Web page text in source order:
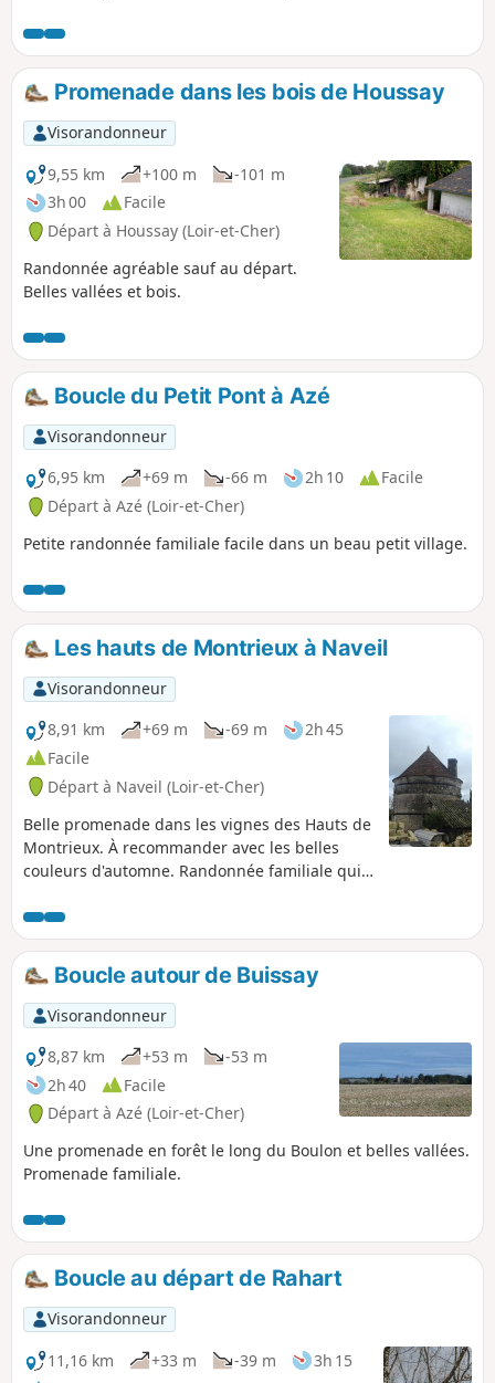
chantiers de restauration menés par
l'association Résurgence. Une belle vue sur la
vallée du Loir vous accompagnera sur une
grande partie de votre parcours.
Promenade dans les bois de Houssay
Visorandonneur
9,55 km
+100 m
-101 m
3h 00
Facile
Départ à Houssay (Loir-et-Cher)
Randonnée agréable sauf au départ.
Belles vallées et bois.
Boucle du Petit Pont à Azé
Visorandonneur
6,95 km
+69 m -66 m 2h 10
Facile
Départ à Azé (Loir-et-Cher)
Petite randonnée familiale facile dans un beau petit village.
Les hauts de Montrieux à Naveil
Visorandonneur
8,91 km
+69 m -69 m
2h 45
Facile
Départ à Naveil (Loir-et-Cher)
Belle promenade dans les vignes des Hauts de
Montrieux. À recommander avec les belles
couleurs d'automne. Randonnée familiale qui
pratiques).
Boucle autour de Buissay
Visorandonneur
8,87 km
+53 m
-53 m
2h 40
Facile
Départ à Azé (Loir-et-Cher)
Une promenade en forêt le long du Boulon et belles vallées.
Promenade familiale.
Boucle au départ de Rahart
Visorandonneur
11,16 km
+33 m -39 m
3h 15